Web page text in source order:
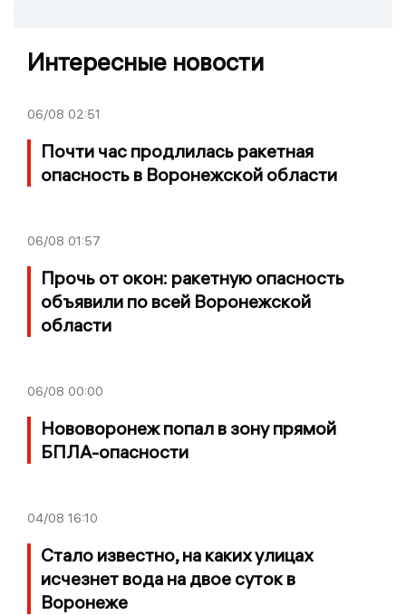
Интересные новости
06/08 02:51
Почти час продлилась ракетная
опасность в Воронежской области
06/08 01:57
Прочь от окон: ракетную опасность
объявили по всей Воронежской
области
06/08 00:00
Нововоронеж попал в зону прямой
БПЛА-опасности
04/08 16:10
Стало известно, на каких улицах
исчезнет вода на двое суток в
Воронеже